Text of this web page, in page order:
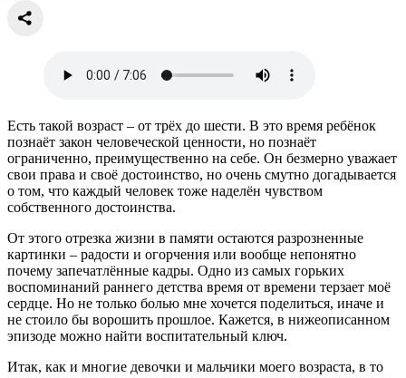
Есть такой возраст – от трёх до шести. В это время ребёнок
познаёт закон человеческой ценности, но познаёт
ограниченно, преимущественно на себе. Он безмерно уважает
свои права и своё достоинство, но очень смутно догадывается
о том, что каждый человек тоже наделён чувством
собственного достоинства.
От этого отрезка жизни в памяти остаются разрозненные
картинки – радости и огорчения или вообще непонятно
почему запечатлённые кадры. Одно из самых горьких
воспоминаний раннего детства время от времени терзает моё
сердце. Но не только болью мне хочется поделиться, иначе и
не стоило бы ворошить прошлое. Кажется, в нижеописанном
эпизоде можно найти воспитательный ключ.
Итак, как и многие девочки и мальчики моего возраста, в то